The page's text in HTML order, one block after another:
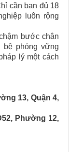
cần bạn đủ 18
luôn rộng
bước chân
bệ phóng vững
lý một cách
13, Quận 4,
Phường 12,